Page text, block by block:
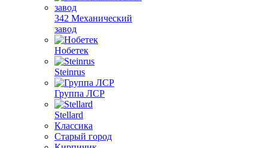
342 Механический
завод
Нобетек
Steinrus
Группа ЛСР
Stellard
Классика
Старый город